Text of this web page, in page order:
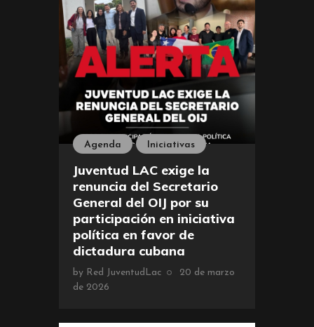
Agenda Iniciativas
Juventud LAC exige la
renuncia del Secretario
General del OIJ por su
participación en iniciativa
política en favor de
dictadura cubana
by Red JuventudLac
20 de marzo
de 2026